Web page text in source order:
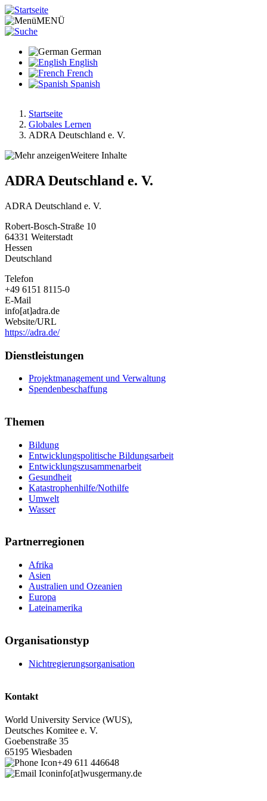
Direkt
zum
Inhalt
MENÜ
German
English
French
Spanish
Pfadnavigation
Startseite
Globales Lernen
ADRA Deutschland e. V.
Weitere Inhalte
ADRA Deutschland e. V.
ADRA Deutschland e. V.
Robert-Bosch-Straße 10
64331 Weiterstadt
Hessen
Deutschland
Telefon
+49 6151 8115-0
E-Mail
info[at]adra.de
Website/URL
https://adra.de/
Dienstleistungen
Projektmanagement und Verwaltung
Spendenbeschaffung
Themen
Bildung
Entwicklungspolitische Bildungsarbeit
Entwicklungszusammenarbeit
Gesundheit
Katastrophenhilfe/Nothilfe
Umwelt
Wasser
Partnerregionen
Afrika
Asien
Australien und Ozeanien
Europa
Lateinamerika
Organisationstyp
Nichtregierungsorganisation
Kontakt
World University Service (WUS),
Deutsches Komitee e. V.
Goebenstraße 35
65195 Wiesbaden
+49 611 446648
info[at]wusgermany.de